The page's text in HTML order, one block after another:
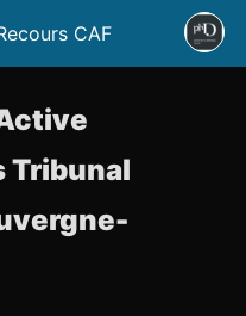
CAF
Tribunal